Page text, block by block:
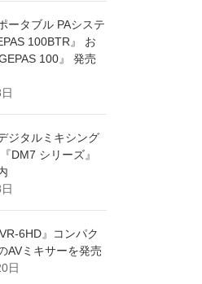
ータブル PAシステ
100BTR』 お
100』 発売
ジタルミキシング
DM7 シリーズ』
6HD』コンパク
AVミキサーを発売
日